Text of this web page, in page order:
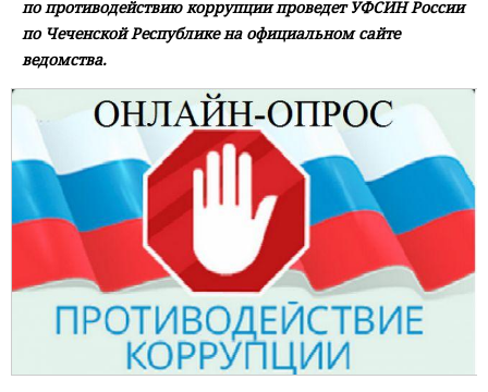
по противодействию коррупции проведет УФСИН России
по Чеченской Республике на официальном сайте
ведомства.